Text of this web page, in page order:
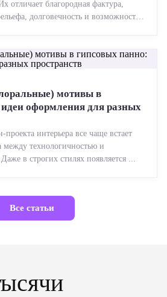
отличает благородная фактура,
долговечность и возможность
мотивы в
оформления для разных
проекта интерьера все чаще встает
между технологичностью и
в строгих стилях появляется ...
Все статьи